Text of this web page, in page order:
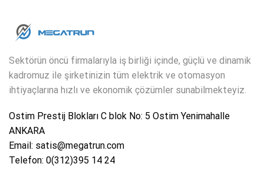
Sektörün öncü firmalarıyla iş birliği içinde, güçlü ve dinamik
kadromuz ile şirketinizin tüm elektrik ve otomasyon
ihtiyaçlarına hızlı ve ekonomik çözümler sunabilmekteyiz.
Ostim Prestij Blokları C blok No: 5 Ostim Yenimahalle
ANKARA
Email: satis@megatrun.com
Telefon: 0(312)395 14 24